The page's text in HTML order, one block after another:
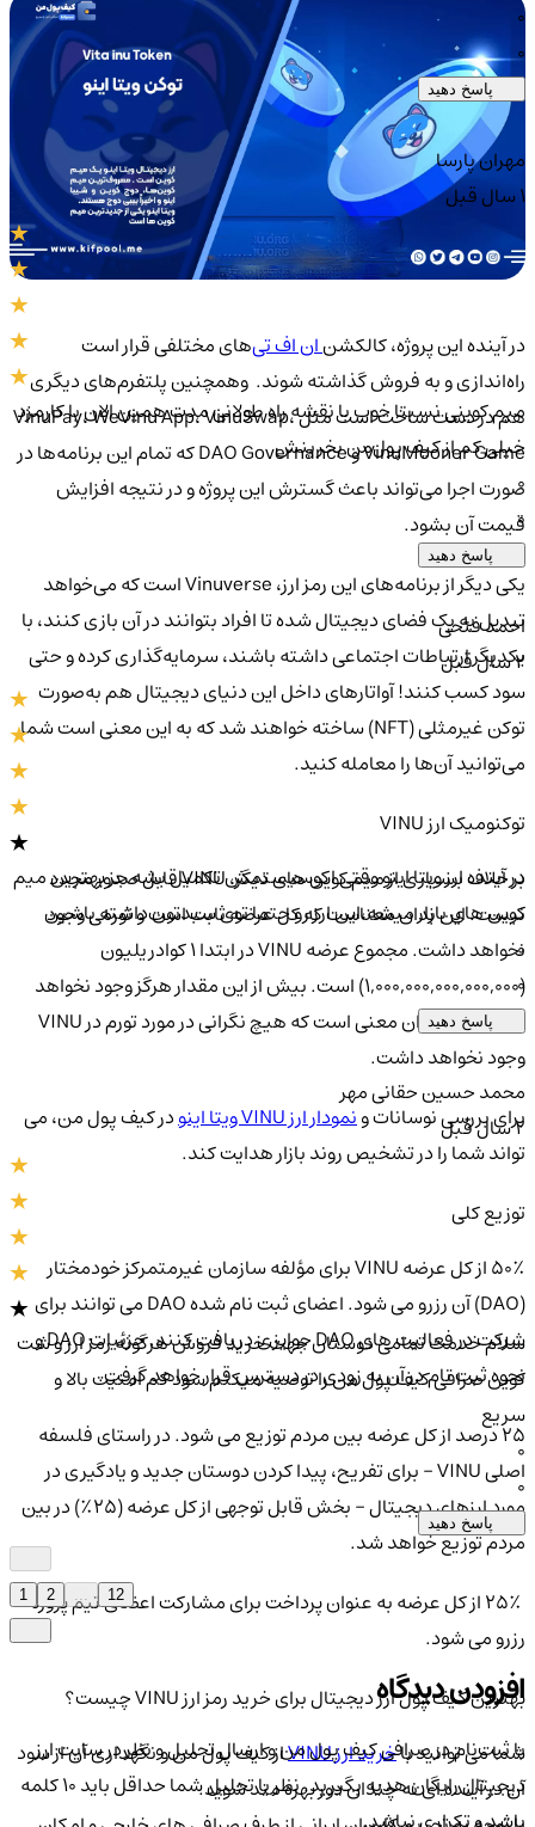
در آینده این پروژه، کالکشنان اف تی‌های مختلفی قرار است
راه‌اندازی و به ‌فروش گذاشته شوند. و‌همچنین پلتفرم‌های دیگری
هم در دست ساخت است مثل VinuPay، WeVinu App، VinuSwap،
VinuMooner Game و DAO Governance که تمام این برنامه‌ها در
صورت اجرا می‌تواند باعث گسترش این پروژه و در نتیجه افزایش
قیمت آن بشود.
یکی دیگر از برنامه‌های این رمز ارز، Vinuverse است که می‌خواهد
تبدیل به یک فضای دیجیتال شده تا افراد بتوانند در آن بازی کنند، با
یکدیگر ارتباطات اجتماعی داشته باشند، سرمایه‌گذاری کرده و حتی
سود کسب کنند! آواتارهای داخل این دنیای دیجیتال هم به‌صورت
توکن غیرمثلی (NFT) ساخته خواهند شد که به این معنی است شما
می‌توانید آن‌ها را معامله کنید.
توکنومیک ارز VINU
بر خلاف بسیاری از میم کوین های دیگر، VINU قابل صدور مجدد
نیست. این بدان معناست که کل عرضه ثابت است و تورمی وجود
نخواهد داشت. مجموع عرضه VINU در ابتدا 1 کوادریلیون
(1,000,000,000,000,000) است. بیش از این مقدار هرگز وجود نخواهد
داشت. این بدان معنی است که هیچ نگرانی در مورد تورم در VINU
وجود نخواهد داشت.
برای بررسی نوسانات ونمودار ارز VINU ویتا اینو
در کیف پول من، می
تواند شما را در تشخیص روند بازار هدایت کند.
توزیع کلی
50٪ از کل عرضه VINU برای مؤلفه سازمان غیرمتمرکز خودمختار
(DAO) آن رزرو می شود. اعضای ثبت نام شده DAO می توانند برای
شرکت در فعالیت های DAO جوایزی دریافت کنند. جزئیات DAO و
نحوه ثبت نام در آن به زودی در دسترس قرار خواهد گرفت.
25 درصد از کل عرضه بین مردم توزیع می شود. در راستای فلسفه
اصلی VINU - برای تفریح، پیدا کردن دوستان جدید و یادگیری در
مورد ارزهای دیجیتال - بخش قابل توجهی از کل عرضه (25٪) در بین
مردم توزیع خواهد شد.
25٪ از کل عرضه به عنوان پرداخت برای مشارکت اعضای تیم پروژه
رزرو می شود.
بهترین کیف پول ارز دیجیتال برای خرید رمز ارز VINU چیست؟
شما می توانید باخرید ارز VINU
از کیف پول من و نگهداری آن از سود
آن در آینده ای نه چندان دور بهره مند شوید.
پاسخ دهید
مهران پارسا
میم کوینی نسبتا خوب با نقشه راه طولانی مدت همین الان با کارمزد
خیلی کم از کیف پول‌من بخرینش
پاسخ دهید
احمد فتحی
در آینده ارز ویتا اینو وقتی اکوسیستمش تکمیل بشه جز بهترین میم
کوین های بازار میشه،این ارز رو حتما توی سبدتون داشته باشین
پاسخ دهید
محمد حسین حقانی مهر
سلام خدمت تمامی دوستان جهت خرید فروش هرگونه رمز ارز و شت
کوین صرافی کیف پول من را توصیه میکنم سود کم امنیت بالا و
سریع
پاسخ دهید
... 12
افزودن دیدگاه
با ثبت‌نام در صرافی کیف پول من و ارسال تحلیل و نظر در سایت ارز
دیجیتال رایگان هدیه بگیرید. نظر یا تحلیل شما حداقل باید ۱۰ کلمه